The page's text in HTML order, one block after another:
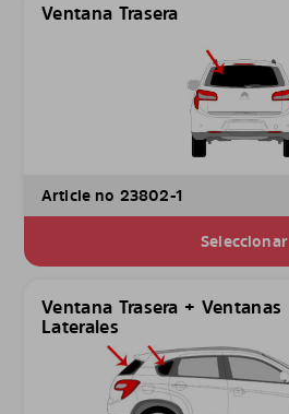
Ventana Trasera
Article no 23802-1
Seleccionar
Ventana Trasera + Ventanas
Laterales